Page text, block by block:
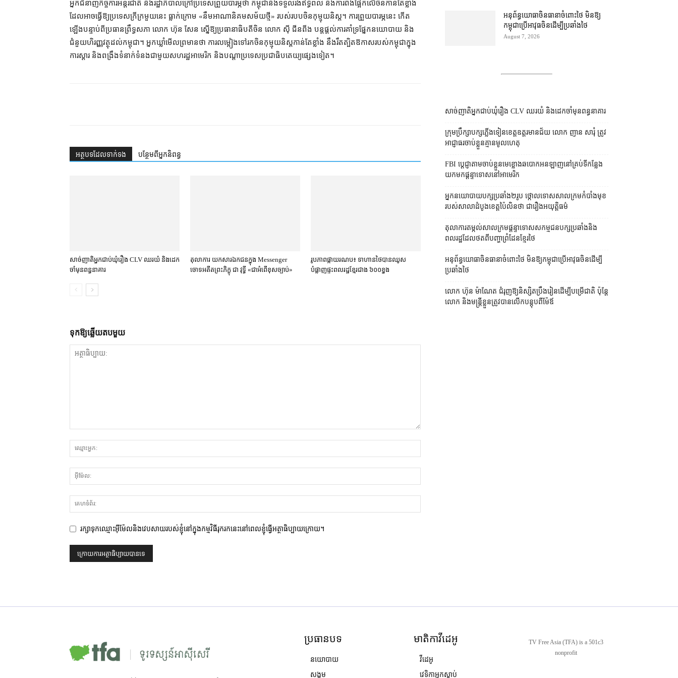
អ្នកជំនាញកិច្ចការអន្តរជាតិ និងរដ្ឋាភិបាលក្រៅប្រទេសព្រួយបារម្ភថា កម្ពុជានឹងទទួលរងឥទ្ធិពល និងការពឹងផ្អែកលើចិនកាន់តែខ្លាំង
ដែលអាចធ្វើឱ្យប្រទេសក្រីក្រមួយនេះ ធ្លាក់ក្រោម «នឹមអាណានិគមសម័យថ្មី» របស់របបចិនកុម្មុយនិស្ត។ ការព្រួយបារម្ភនេះ កើត
ឡើងបន្ទាប់ពីប្រធានព្រឹទ្ធសភា លោក ហ៊ុន សែន ស្នើឱ្យប្រធានាធិបតីចិន លោក ស៊ី ជីនពីង បន្តផ្ដល់ការគាំទ្រផ្នែកនយោបាយ និង
ជំនួយហិរញ្ញវត្ថុដល់កម្ពុជា។ អ្នកឃ្លាំមើលព្រមានថា ការលម្អៀងទៅរកចិនកុម្មុយនិស្តកាន់តែខ្លាំង នឹងរឹតត្បិតឱកាសរបស់កម្ពុជាក្នុង
ការស្ដារ និងពង្រឹងទំនាក់ទំនងជាមួយសហរដ្ឋអាមេរិក និងបណ្ដាប្រទេសប្រជាធិបតេយ្យផ្សេងទៀត។
អត្ថបទ​ដែល​ទាក់ទង បន្ថែម​ពី​អ្នកនិពន្ធ
សាច់ញាតិអ្នកជាប់ឃុំរឿង CLV ឈរយំ និងដេក
ចាំមុនពន្ធនាគារ
តុលាការ​​ យកសារឯកជនក្នុង Messenger
ចោទអតីតព្រះភិក្ខុ ជា វុទ្ធី «ជាអំពើខុសច្បាប់»
រូបភាពផ្កាយរណប៖ ទាហានថៃបានឈូស
បំផ្លាញផ្ទះពលរដ្ឋខ្មែរជាង ៦០០ខ្នង
ទុក​ឱ្យ​ឆ្លើយ​តប​មួយ
រក្សាទុកឈ្មោះអ៊ីម៉ែលនិងវេបសាយរបស់ខ្ញុំនៅក្នុងកម្មវិធីរុករកនេះនៅពេលខ្ញុំធ្វើអត្ថាធិប្បាយក្រោយ។
អនុព័ន្ធយោធា​ចិន​ធានា​ចំពោះ​ថៃ មិន​ឱ្យ​
កម្ពុជា​ប្រើ​អាវុធ​ចិន​ដើម្បី​ប្រឆាំង​ថៃ ​
August 7, 2026
សាច់ញាតិអ្នកជាប់ឃុំរឿង CLV ឈរយំ និងដេកចាំមុនពន្ធនាគារ
ក្រុមប្រឹក្សា​បក្ស​ភ្លើងទៀន​ខេត្ត​ឧត្ដរមានជ័យ លោក ញាន សារុំ ត្រូវ​
អាជ្ញាធរ​ចាប់ខ្លួន​គ្មាន​មូលហេតុ
FBI ប្ដេជ្ញា​តាម​ចាប់ខ្លួន​មេខ្លោង​ឆបោក​អនឡាញ​នៅ​គ្រប់​ទីកន្លែង​
យក​មក​ផ្ដន្ទាទោស​នៅ​អាមេរិក
អ្នកនយោបាយ​បក្ស​ប្រឆាំង​២​រូប ថ្កោលទោស​សាលក្រម​កំបាំងមុខ​
របស់​សាលាដំបូង​ខេត្ត​ប៉ៃលិន​ថា ជា​រឿង​អយុត្តិធម៌
តុលាការ​តម្កល់​សាលក្រម​ផ្ដន្ទាទោស​សកម្មជន​បក្ស​ប្រឆាំង​និង​
ពលរដ្ឋ​ដែល​ថត​ពី​បញ្ហា​ព្រំដែន​ខ្មែរ​ថៃ
អនុព័ន្ធយោធា​ចិន​ធានា​ចំពោះ​ថៃ មិន​ឱ្យ​កម្ពុជា​ប្រើ​អាវុធ​ចិន​ដើម្បី​
ប្រឆាំង​ថៃ ​
លោក ហ៊ុន ម៉ាណែត ជំរុញ​ឱ្យ​និស្សិត​ប្រឹងរៀន​ដើម្បី​បម្រើ​ជាតិ ប៉ុន្តែ​
លោក និង​មន្ត្រី​​ខ្លួន​ត្រូវ​បាន​លើក​បន្តុប​ពី​ម៉ែឪ
ប្រធានបទ
នយោបាយ
សង្គម
មាតិកាវីដេអូ
វីដេអូ
វេទិកាអ្នកស្ដាប់
TV Free Asia (TFA) is a 501c3
nonprofit